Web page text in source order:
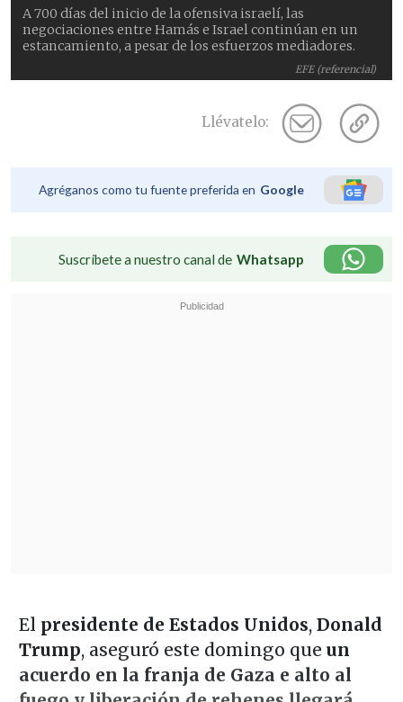
EFE (referencial)
A 700 días del inicio de la ofensiva israelí, las
negociaciones entre Hamás e Israel continúan en un
estancamiento, a pesar de los esfuerzos mediadores.
Llévatelo:
Agréganos como tu fuente preferida en Google
Suscríbete a nuestro canal de Whatsapp
El presidente de Estados Unidos,Donald
Trump, aseguró este domingo que un
acuerdo en la franja de Gaza e alto al